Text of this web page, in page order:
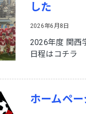
した
2026年6月8日
2026年度 関西
日程はコチラ
ホームペ